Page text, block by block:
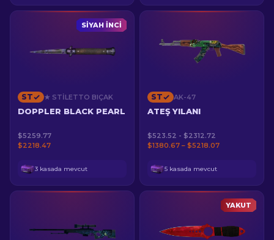
SIYAH İNCI
ST ★ STILETTO BIÇAK
DOPPLER BLACK PEARL
$5259.77
$2218.47
3 kasada mevcut
ST AK-47
ATEŞ YILANI
$523.52 - $2312.72
$1380.67 – $5218.07
5 kasada mevcut
YAKUT